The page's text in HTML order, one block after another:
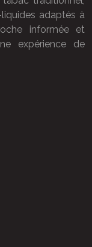
adaptés à
informée et
expérience de